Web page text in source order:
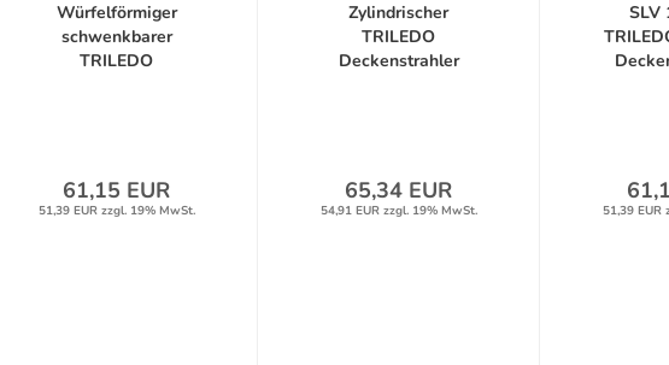
Würfelförmiger
schwenkbarer
TRILEDO
61,15 EUR
51,39 EUR zzgl. 19% MwSt.
Zylindrischer
TRILEDO
Deckenstrahler
65,34 EUR
54,91 EUR zzgl. 19% MwSt.
SLV
51,39 EUR